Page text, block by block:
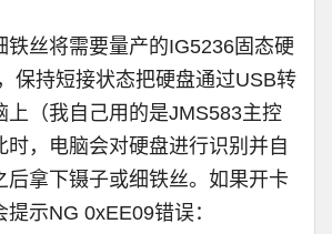
铁丝将需要量产的IG5236固态硬
保持短接状态把硬盘通过USB转
上（我自己用的是JMS583主控
时，电脑会对硬盘进行识别并自
后拿下镊子或细铁丝。如果开卡
示NG 0xEE09错误：